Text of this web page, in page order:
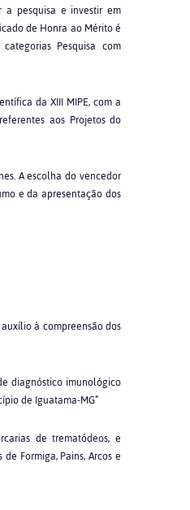
a pesquisa e investir em
de Honra ao Mérito é
Pesquisa com
da XIII MIPE, com a
aos Projetos do
A escolha do vencedor
e da apresentação dos
à compreensão dos
diagnóstico imunológico
de Iguatama-MG”
de trematódeos, e
Formiga, Pains, Arcos e